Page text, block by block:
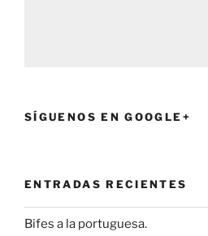
SÍGUENOS EN GOOGLE+
ENTRADAS RECIENTES
Bifes a la portuguesa.